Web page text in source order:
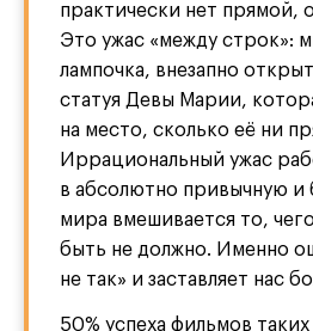
практически нет прямой,
Это ужас «между строк»:
лампочка, внезапно
статуя Девы Марии,
на место, сколько её ни
Иррациональный ужас
в абсолютно привычную и
мира вмешивается то,
быть не должно. Именно
не так» и заставляет нас
50% успеха фильмов